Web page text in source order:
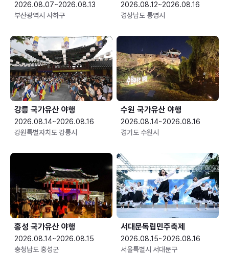
2026.08.07~2026.08.13
부산광역시 사하구
2026.08.12~2026.08.16
경상남도 통영시
강릉 국가유산 야행
2026.08.14~2026.08.16
강원특별자치도 강릉시
수원 국가유산 야행
2026.08.14~2026.08.16
경기도 수원시
홍성 국가유산 야행
2026.08.14~2026.08.15
충청남도 홍성군
서대문독립민주축제
2026.08.15~2026.08.16
서울특별시 서대문구